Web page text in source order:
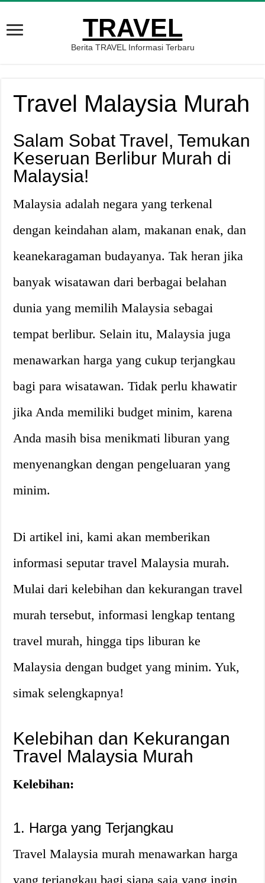
TRAVEL
Berita TRAVEL Informasi Terbaru
Travel Malaysia Murah
Salam Sobat Travel, Temukan
Keseruan Berlibur Murah di
Malaysia!
Malaysia adalah negara yang terkenal
dengan keindahan alam, makanan enak, dan
keanekaragaman budayanya. Tak heran jika
banyak wisatawan dari berbagai belahan
dunia yang memilih Malaysia sebagai
tempat berlibur. Selain itu, Malaysia juga
menawarkan harga yang cukup terjangkau
bagi para wisatawan. Tidak perlu khawatir
jika Anda memiliki budget minim, karena
Anda masih bisa menikmati liburan yang
menyenangkan dengan pengeluaran yang
minim.
Di artikel ini, kami akan memberikan
informasi seputar travel Malaysia murah.
Mulai dari kelebihan dan kekurangan travel
murah tersebut, informasi lengkap tentang
travel murah, hingga tips liburan ke
Malaysia dengan budget yang minim. Yuk,
simak selengkapnya!
Kelebihan dan Kekurangan
Travel Malaysia Murah
Kelebihan:
1. Harga yang Terjangkau
Travel Malaysia murah menawarkan harga
yang terjangkau bagi siapa saja yang ingin